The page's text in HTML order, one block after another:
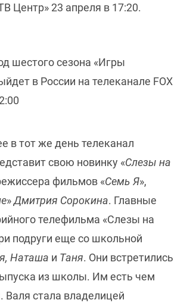
Центр» 23 апреля в 17:20.
шестого сезона «Игры
в России на телеканале FOX
в тот же день телеканал
свою новинку «Слезы на
фильмов «Семь Я»,
»Дмитрия Сорокина. Главные
телефильма «Слезы на
подруги еще со школьной
Наташа и Таня. Они встретились
из школы. Им есть чем
Валя стала владелицей